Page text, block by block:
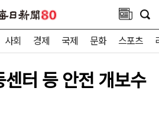
사회 경제 국제 문화 스포츠
센터 등 안전 개보수